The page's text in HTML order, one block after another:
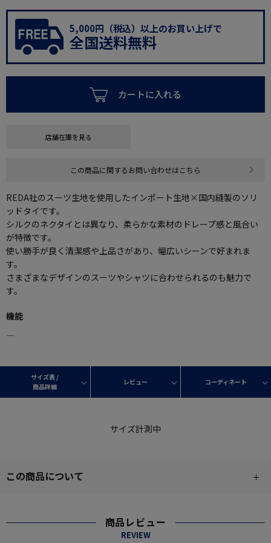
5,000円（税込）以上のお買い上げで
全国送料無料
カートに入れる
店舗在庫を見る
この商品に関するお問い合わせはこちら
REDA社のスーツ生地を使用したインポート生地×国内縫製のソリ
ッドタイです。
シルクのネクタイとは異なり、柔らかな素材のドレープ感と風合い
が特徴です。
使い勝手が良く清潔感や上品さがあり、幅広いシーンで好まれま
す。
さまざまなデザインのスーツやシャツに合わせられるのも魅力で
す。
機能
―
サイズ表 /
商品詳細
レビュー コーディネート
サイズ計測中
この商品について
商品レビュー
REVIEW